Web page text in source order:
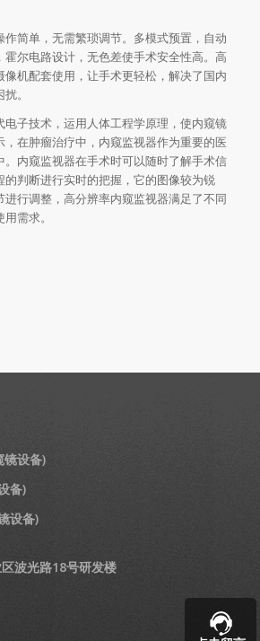
简单，无需繁琐调节。多模式预置，自动
尔电路设计，无色差使手术安全性高。高
机配套使用，让手术更轻松，解决了国内
。
电子技术，运用人体工程学原理，使内窥镜
，在肿瘤治疗中，内窥监视器作为重要的医
。内窥监视器在手术时可以随时了解手术信
的判断进行实时的把握，它的图像较为锐
行调整，高分辨率内窥监视器满足了不同
需求。
设备)
备)
设备)
波光路18号研发楼